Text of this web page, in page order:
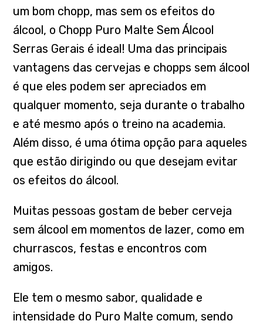
um bom chopp, mas sem os efeitos do
álcool, o Chopp Puro Malte Sem Álcool
Serras Gerais é ideal! Uma das principais
vantagens das cervejas e chopps sem álcool
é que eles podem ser apreciados em
qualquer momento, seja durante o trabalho
e até mesmo após o treino na academia.
Além disso, é uma ótima opção para aqueles
que estão dirigindo ou que desejam evitar
os efeitos do álcool.
Muitas pessoas gostam de beber cerveja
sem álcool em momentos de lazer, como em
churrascos, festas e encontros com
amigos.
Ele tem o mesmo sabor, qualidade e
intensidade do Puro Malte comum, sendo